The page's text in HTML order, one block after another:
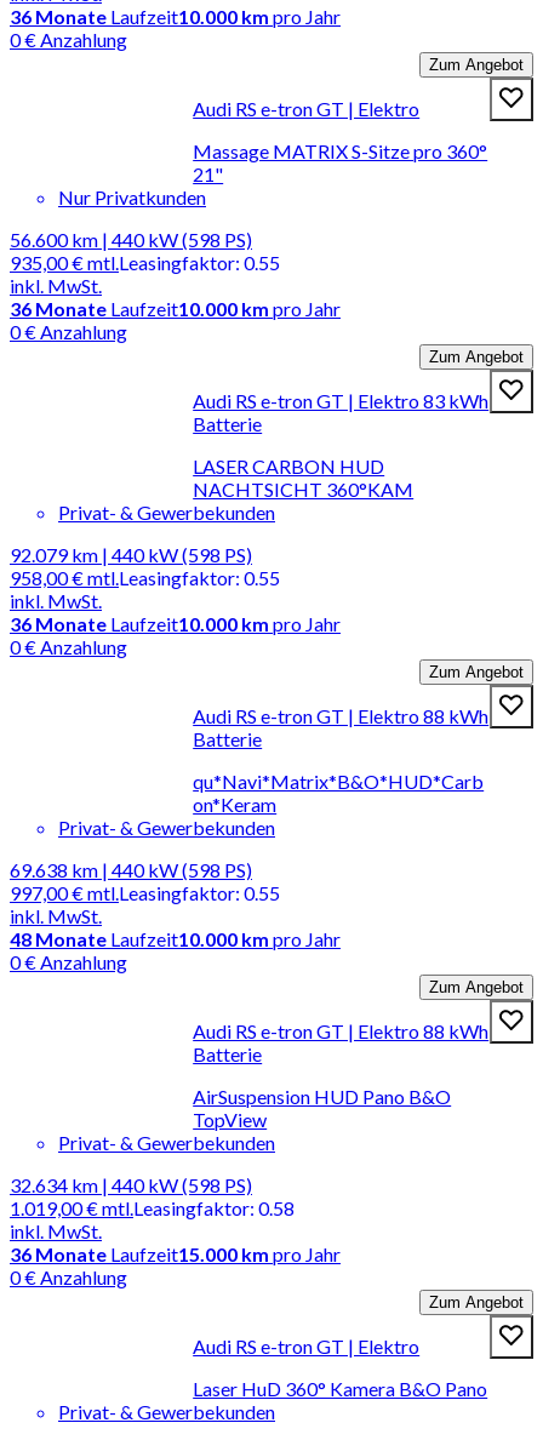
36 Monate Laufzeit10.000 km pro Jahr
0 € Anzahlung
Zum Angebot
Audi RS e-tron GT | Elektro
Massage MATRIX S-Sitze pro 360°
21"
Nur Privatkunden
56.600 km | 440 kW (598 PS)
935,00 €mtl.
inkl. MwSt.
Leasingfaktor: 0.55
36 Monate Laufzeit10.000 km pro Jahr
0 € Anzahlung
Zum Angebot
Audi RS e-tron GT | Elektro 83 kWh
Batterie
LASER CARBON HUD
NACHTSICHT 360°KAM
Privat- & Gewerbekunden
92.079 km | 440 kW (598 PS)
958,00 €mtl.
inkl. MwSt.
Leasingfaktor: 0.55
36 Monate Laufzeit10.000 km pro Jahr
0 € Anzahlung
Zum Angebot
Audi RS e-tron GT | Elektro 88 kWh
Batterie
qu*Navi*Matrix*B&O*HUD*Carb
on*Keram
Privat- & Gewerbekunden
69.638 km | 440 kW (598 PS)
997,00 €mtl.
inkl. MwSt.
Leasingfaktor: 0.55
48 Monate Laufzeit10.000 km pro Jahr
0 € Anzahlung
Zum Angebot
Audi RS e-tron GT | Elektro 88 kWh
Batterie
AirSuspension HUD Pano B&O
TopView
Privat- & Gewerbekunden
32.634 km | 440 kW (598 PS)
1.019,00 €mtl.
inkl. MwSt.
Leasingfaktor: 0.58
36 Monate Laufzeit15.000 km pro Jahr
0 € Anzahlung
Zum Angebot
Audi RS e-tron GT | Elektro
Laser HuD 360° Kamera B&O Pano
Privat- & Gewerbekunden